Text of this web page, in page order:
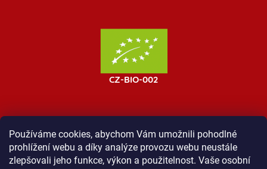
Používáme cookies, abychom Vám umožnili pohodlné
prohlížení webu a díky analýze provozu webu neustále
zlepšovali jeho funkce, výkon a použitelnost. Vaše osobní
MOST ProTibet Vše o nákupu
Obchodní podmínky
Zásady ochrany osobních údajů
Kontakt